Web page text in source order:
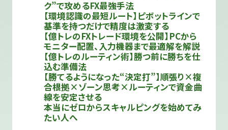
ク”で攻めるFX最強手法
【環境認識の最短ルート】ピボットラインで
基準を持つだけで精度は激変する
【億トレのFXトレード環境を公開】PCから
モニター配置、入力機器まで最適解を解説
【億トレのルーティン術】勝つ前に勝ちを仕
込む準備法
【勝てるようになった“決定打”】順張り×複
合根拠×ゾーン思考×ルーティンで資金曲
線を安定させる
本当にゼロからスキャルピングを始めてみ
たい人へ